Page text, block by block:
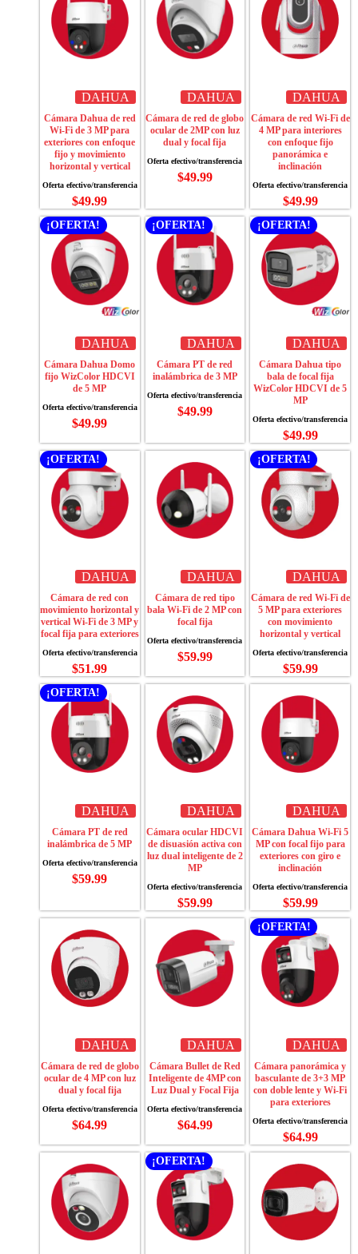
DAHUA
Cámara Dahua de red
Wi-Fi de 3 MP para
exteriores con enfoque
fijo y movimiento
horizontal y vertical
$49.99
DAHUA
Cámara de red de globo
ocular de 2MP con luz
dual y focal fija
$49.99
DAHUA
Cámara de red Wi-Fi de
4 MP para interiores
con enfoque fijo
panorámica e
inclinación
$49.99
¡OFERTA!
DAHUA
Cámara Dahua Domo
fijo WizColor HDCVI
de 5 MP
$49.99
¡OFERTA!
DAHUA
Cámara PT de red
inalámbrica de 3 MP
$49.99
¡OFERTA!
DAHUA
Cámara Dahua tipo
bala de focal fija
WizColor HDCVI de 5
MP
$49.99
¡OFERTA!
DAHUA
Cámara de red con
movimiento horizontal y
vertical Wi-Fi de 3 MP y
focal fija para exteriores
$51.99
DAHUA
Cámara de red tipo
bala Wi-Fi de 2 MP con
focal fija
$59.99
¡OFERTA!
DAHUA
Cámara de red Wi-Fi de
5 MP para exteriores
con movimiento
horizontal y vertical
$59.99
¡OFERTA!
DAHUA
Cámara PT de red
inalámbrica de 5 MP
$59.99
DAHUA
Cámara ocular HDCVI
de disuasión activa con
luz dual inteligente de 2
MP
$59.99
DAHUA
Cámara Dahua Wi-Fi 5
MP con focal fijo para
exteriores con giro e
inclinación
$59.99
DAHUA
Cámara de red de globo
ocular de 4 MP con luz
dual y focal fija
$64.99
DAHUA
Cámara Bullet de Red
Inteligente de 4MP con
Luz Dual y Focal Fija
$64.99
¡OFERTA!
DAHUA
Cámara panorámica y
basculante de 3+3 MP
con doble lente y Wi-Fi
para exteriores
$64.99
¡OFERTA!